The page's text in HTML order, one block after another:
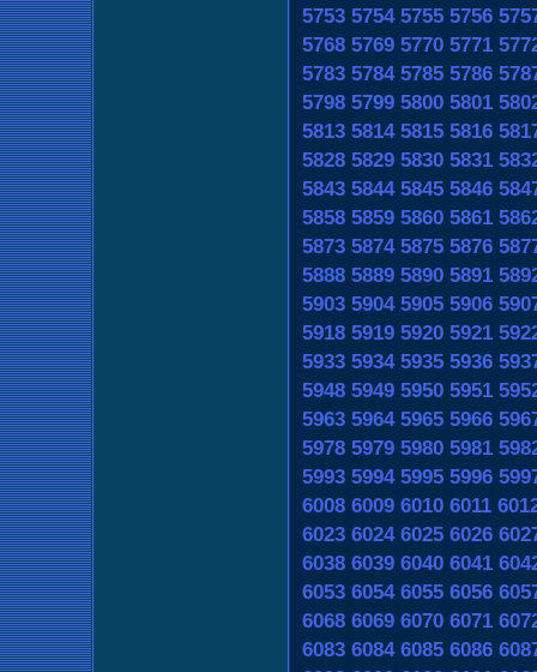
5753 5754 5755 5756
5768 5769 5770 5771
5783 5784 5785 5786
5798 5799 5800 5801
5813 5814 5815 5816
5828 5829 5830 5831
5843 5844 5845 5846
5858 5859 5860 5861
5873 5874 5875 5876
5888 5889 5890 5891
5903 5904 5905 5906
5918 5919 5920 5921
5933 5934 5935 5936
5948 5949 5950 5951
5963 5964 5965 5966
5978 5979 5980 5981
5993 5994 5995 5996
6008 6009 6010 6011
6023 6024 6025 6026
6038 6039 6040 6041
6053 6054 6055 6056
6068 6069 6070 6071
6083 6084 6085 6086